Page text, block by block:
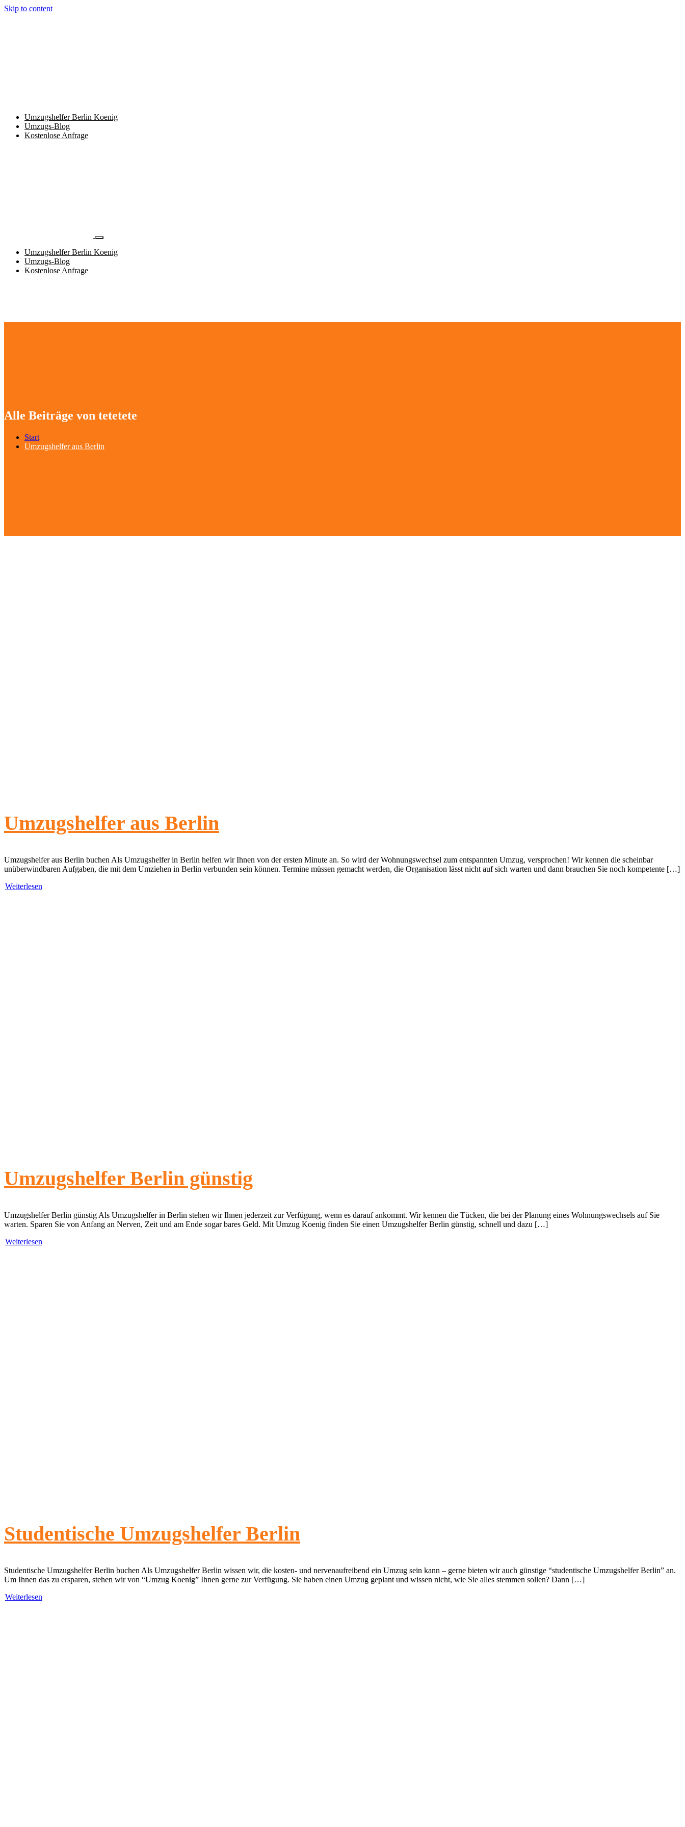
Skip to content
Umzugshelfer Berlin Koenig
Umzugs-Blog
Kostenlose Anfrage
Umzugshelfer Berlin Koenig
Umzugs-Blog
Kostenlose Anfrage
Alle Beiträge von tetetete
Start
Umzugshelfer aus Berlin
Umzugshelfer aus Berlin
Umzugshelfer aus Berlin buchen Als Umzugshelfer in Berlin helfen wir Ihnen von der ersten Minute an. So wird der Wohnungswechsel zum entspannten Umzug, versprochen! Wir kennen die scheinbar
unüberwindbaren Aufgaben, die mit dem Umziehen in Berlin verbunden sein können. Termine müssen gemacht werden, die Organisation lässt nicht auf sich warten und dann brauchen Sie noch kompetente […]
Weiterlesen
Umzugshelfer Berlin günstig
Umzugshelfer Berlin günstig Als Umzugshelfer in Berlin stehen wir Ihnen jederzeit zur Verfügung, wenn es darauf ankommt. Wir kennen die Tücken, die bei der Planung eines Wohnungswechsels auf Sie
warten. Sparen Sie von Anfang an Nerven, Zeit und am Ende sogar bares Geld. Mit Umzug Koenig finden Sie einen Umzugshelfer Berlin günstig, schnell und dazu […]
Weiterlesen
Studentische Umzugshelfer Berlin
Studentische Umzugshelfer Berlin buchen Als Umzugshelfer Berlin wissen wir, die kosten- und nervenaufreibend ein Umzug sein kann – gerne bieten wir auch günstige “studentische Umzugshelfer Berlin” an.
Um Ihnen das zu ersparen, stehen wir von “Umzug Koenig” Ihnen gerne zur Verfügung. Sie haben einen Umzug geplant und wissen nicht, wie Sie alles stemmen sollen? Dann […]
Weiterlesen